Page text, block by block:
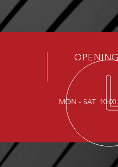
MON - SAT 10:00